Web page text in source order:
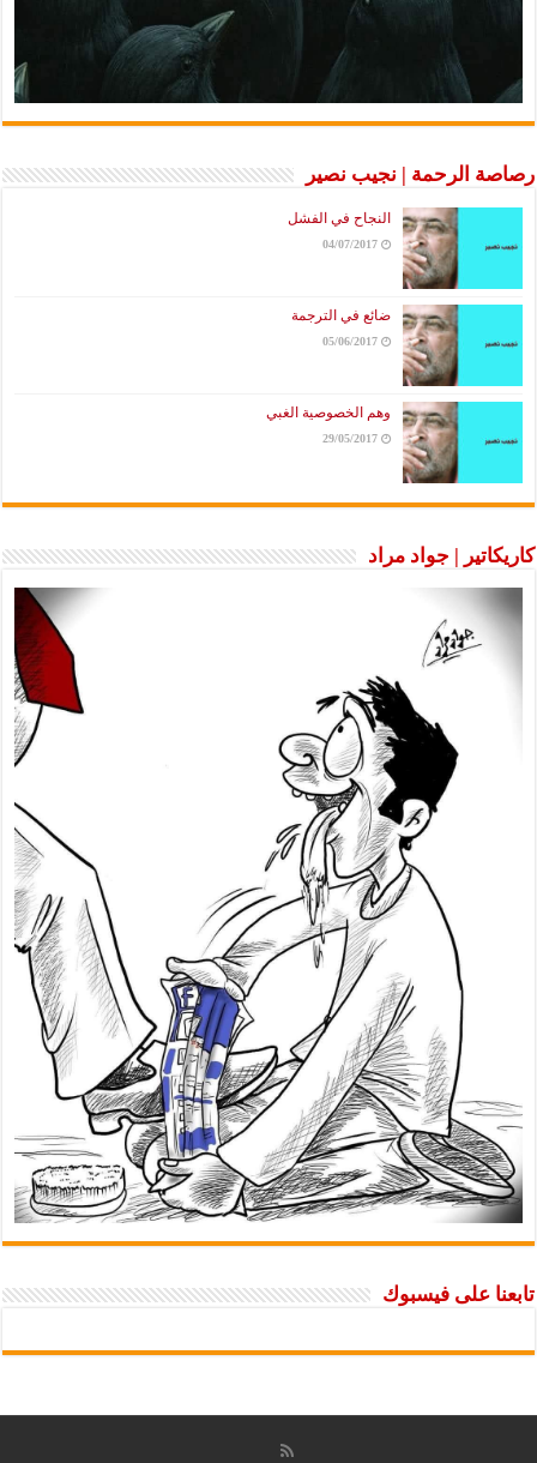
رصاصة الرحمة | نجيب نصير
النجاح في الفشل
04/07/2017
ضائع في الترجمة
05/06/2017
وهم الخصوصية الغبي
29/05/2017
كاريكاتير | جواد مراد
تابعنا على فيسبوك